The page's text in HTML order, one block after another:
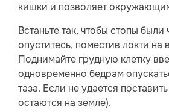
кишки и позволяет
Встаньте так, чтобы стопы
опуститесь, поместив локти
Поднимайте грудную клетку
одновременно бедрам
таза. Если не удается
остаются на земле).